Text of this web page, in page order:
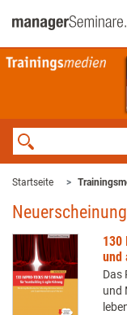
Startseite
130
und
Das
und